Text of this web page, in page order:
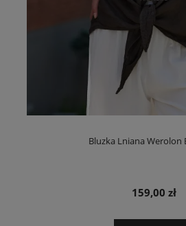
Bluzka Lniana Werolon
159,00 zł